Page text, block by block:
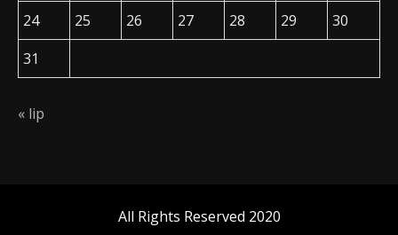
24
25 26 27 28 29
30
31
« lip
All Rights Reserved 2020